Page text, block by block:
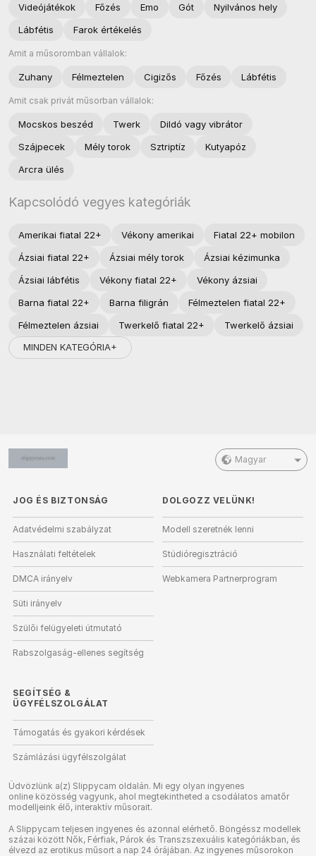
Videójátékok
Főzés Emo Gót
Nyilvános hely
Lábfétis
Farok értékelés
Amit a műsoromban vállalok:
Zuhany Félmeztelen Cigizős Főzés Lábfétis
Amit csak privát műsorban vállalok:
Mocskos beszéd Twerk
Dildó vagy vibrátor
Szájpecek
Mély torok Sztriptíz
Kutyapóz
Arcra ülés
Kapcsolódó vegyes kategóriák
Amerikai fiatal 22+ Vékony amerikai
Fiatal 22+ mobilon
Ázsiai fiatal 22+
Ázsiai mély torok
Ázsiai kézimunka
Ázsiai lábfétis
Vékony fiatal 22+
Vékony ázsiai
Barna fiatal 22+
Barna filigrán
Félmeztelen fiatal 22+
Félmeztelen ázsiai
Twerkelő fiatal 22+
Twerkelő ázsiai
MINDEN KATEGÓRIA+
Magyar
JOG ÉS BIZTONSÁG
Adatvédelmi szabályzat
Használati feltételek
DMCA irányelv
Süti irányelv
Szülői felügyeleti útmutató
Rabszolgaság-ellenes segítség
DOLGOZZ VELÜNK!
Modell szeretnék lenni
Stúdióregisztráció
Webkamera Partnerprogram
SEGÍTSÉG &
ÜGYFÉLSZOLGÁLAT
Támogatás és gyakori kérdések
Számlázási ügyfélszolgálat
Üdvözlünk a(z) Slippycam oldalán. Mi egy olyan ingyenes
online közösség vagyunk, ahol megtekintheted a csodálatos amatőr
modelljeink élő, interaktív műsorait.
A Slippycam teljesen ingyenes és azonnal elérhető. Böngéssz modellek
százai között Nők, Férfiak, Párok és Transzszexuális kategóriákban, és
élvezd az erotikus műsort a nap 24 órájában. Az ingyenes műsorokon